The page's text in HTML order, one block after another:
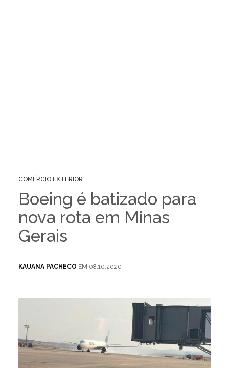
COMÉRCIO EXTERIOR
Boeing é batizado para
nova rota em Minas
Gerais
KAUANA PACHECO EM 08.10.2020